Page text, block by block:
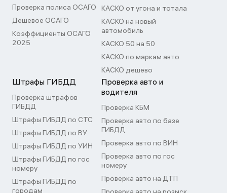
Проверка полиса ОСАГО
Дешевое ОСАГО
Коэффициенты ОСАГО
2025
КАСКО от угона и тотала
КАСКО на новый
автомобиль
КАСКО 50 на 50
КАСКО по маркам авто
КАСКО дешево
Штрафы ГИБДД
Проверка штрафов
ГИБДД
Штрафы ГИБДД по СТС
Штрафы ГИБДД по ВУ
Штрафы ГИБДД по УИН
Штрафы ГИБДД по гос
номеру
Штрафы ГИБДД по
городам
Проверка авто и
водителя
Проверка КБМ
Проверка авто по базе
ГИБДД
Проверка авто по ВИН
Проверка авто по гос
номеру
Проверка авто на ДТП